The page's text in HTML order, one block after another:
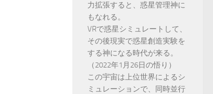
力拡張すると、惑星管理神に
もなれる。
VRで惑星シミュレートして、
その後現実で惑星創造実験を
する神になる時代が来る。
（2022年1月26日の悟り）
この宇宙は上位世界によるシ
ミュレーションで、同時並行